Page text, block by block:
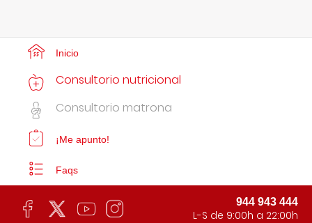
Inicio
Consultorio nutricional
Consultorio matrona
¡Me apunto!
Faqs
944 943 444
L-S de 9:00h a 22:00h